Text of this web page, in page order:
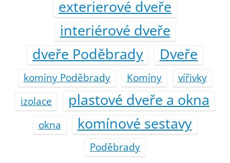
exterierové dveře
interiérové dveře
dveře Poděbrady
Dveře
komíny Poděbrady Komíny
vířivky
izolace
plastové dveře a okna
okna komínové sestavy
Poděbrady